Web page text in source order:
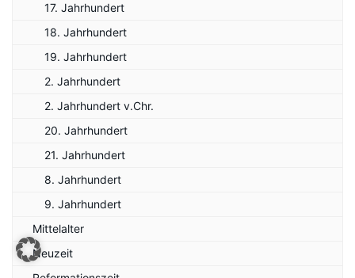
17. Jahrhundert
18. Jahrhundert
19. Jahrhundert
2. Jahrhundert
2. Jahrhundert v.Chr.
20. Jahrhundert
21. Jahrhundert
8. Jahrhundert
9. Jahrhundert
Mittelalter
Neuzeit